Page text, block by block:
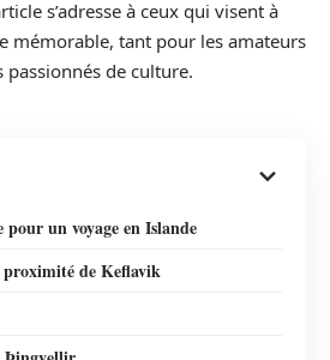
s’adresse à ceux qui visent à
mémorable, tant pour les amateurs
de culture.
un voyage en Islande
de Keflavik